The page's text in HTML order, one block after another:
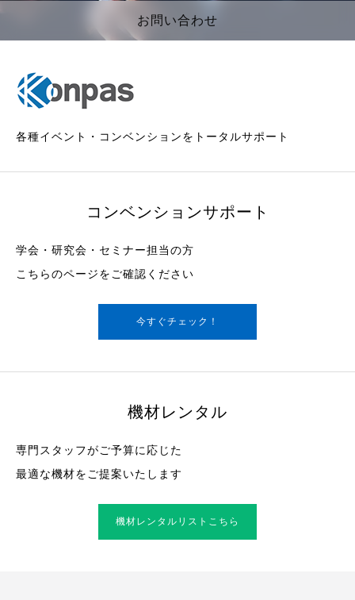
お問い合わせ
各種イベント・コンベンションをトータルサポート
コンベンションサポート
学会・研究会・セミナー担当の方
こちらのページをご確認ください
今すぐチェック！
機材レンタル
専門スタッフがご予算に応じた
最適な機材をご提案いたします
機材レンタルリストこちら